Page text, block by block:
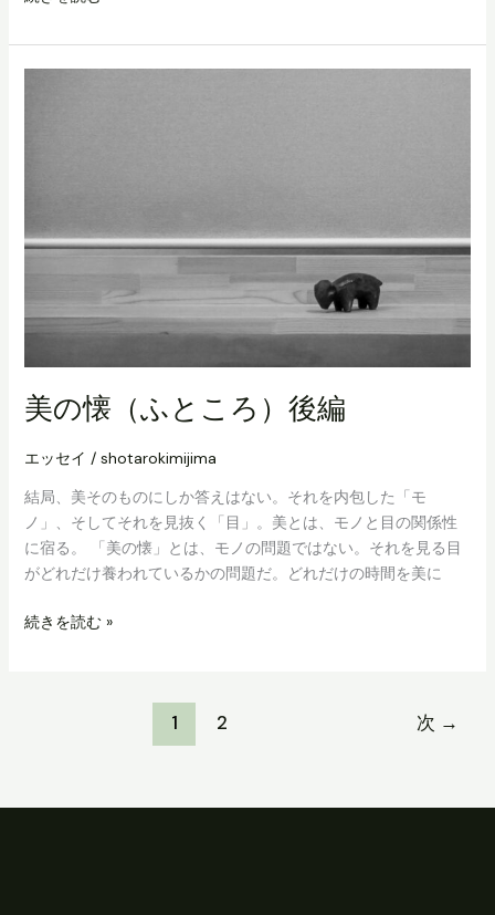
買
う」
美の懐（ふところ）後編
エッセイ / shotarokimijima
結局、美そのものにしか答えはない。それを内包した「モ
ノ」、そしてそれを見抜く「目」。美とは、モノと目の関係性
に宿る。 「美の懐」とは、モノの問題ではない。それを見る目
がどれだけ養われているかの問題だ。どれだけの時間を美に
美
続きを読む »
1 2 次 →